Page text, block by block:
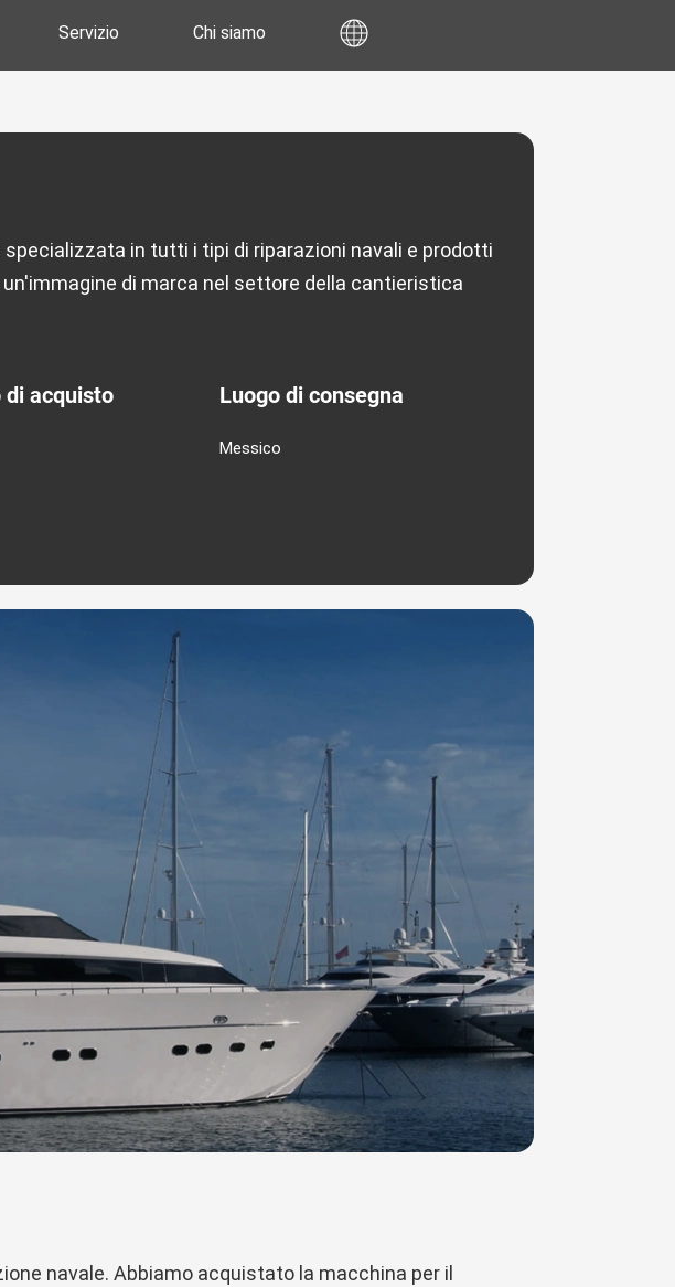
Servizio Chi siamo
in tutti i tipi di riparazioni navali e prodotti
di marca nel settore della cantieristica
di acquisto Luogo di consegna
Messico
navale. Abbiamo acquistato la macchina per il